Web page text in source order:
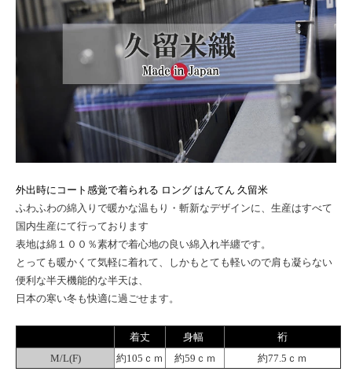
外出時にコート感覚で着られる ロング はんてん 久留米
ふわふわの綿入りで暖かな温もり・斬新なデザインに、生産はすべて
国内生産にて行っております
表地は綿１００％素材で着心地の良い綿入れ半纏です。
とっても暖かくて気軽に着れて、しかもとても軽いので肩も凝らない
便利な半天機能的な半天は、
日本の寒い冬も快適に過ごせます。
着丈 身幅
裄
M/L(F)
約105ｃｍ 約59ｃｍ 約77.5ｃｍ